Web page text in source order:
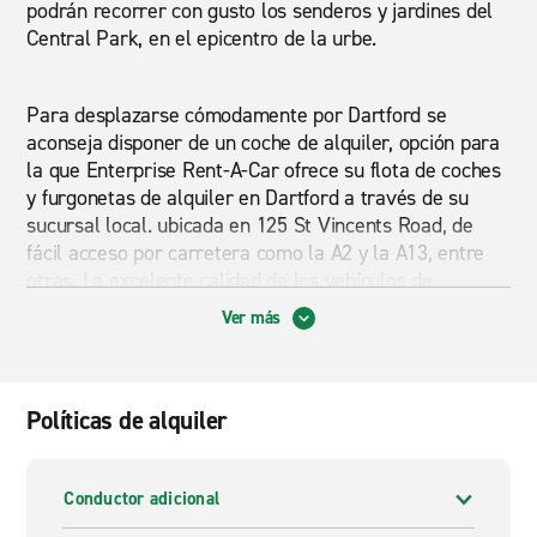
podrán recorrer con gusto los senderos y jardines del
Central Park, en el epicentro de la urbe.
Para desplazarse cómodamente por Dartford se
aconseja disponer de un coche de alquiler, opción para
la que Enterprise Rent-A-Car ofrece su flota de coches
y furgonetas de alquiler en Dartford a través de su
sucursal local. ubicada en 125 St Vincents Road, de
fácil acceso por carretera como la A2 y la A13, entre
otras. La excelente calidad de los vehículos de
Enterprise en Dartford no admite duda alguna,
ofreciéndose al cliente en perfecto estado automotriz
Alquiler de coche de un solo trayecto
¿Estás buscandoalquilar un coche de un solo
trayecto? ¡Enterprise Rent-A-Car tiene exactamente lo
Ver más
Políticas de alquiler
Conductor adicional